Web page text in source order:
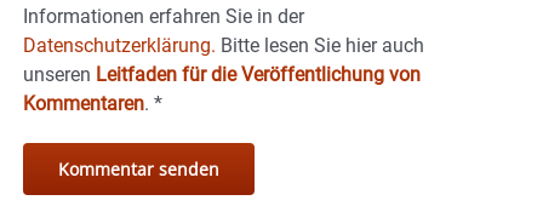
Informationen erfahren Sie in der
Datenschutzerklärung. Bitte lesen Sie hier auch
unseren Leitfaden für die Veröffentlichung von
Kommentaren. *